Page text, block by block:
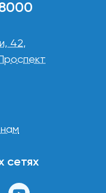
42,
сетях